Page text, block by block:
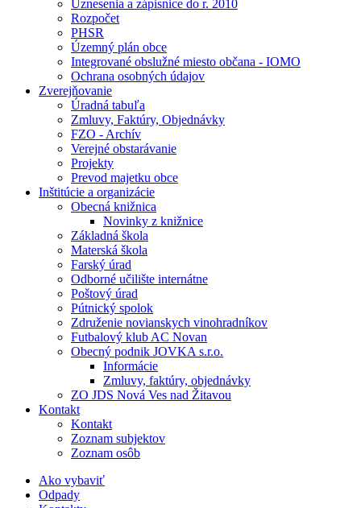
Uznesenia a zápisnice do r. 2010
Rozpočet
PHSR
Územný plán obce
Integrované obslužné miesto občana - IOMO
Ochrana osobných údajov
Zverejňovanie
Úradná tabuľa
Zmluvy, Faktúry, Objednávky
FZO - Archív
Verejné obstarávanie
Projekty
Prevod majetku obce
Inštitúcie a organizácie
Obecná knižnica
Novinky z knižnice
Základná škola
Materská škola
Farský úrad
Odborné učilište internátne
Poštový úrad
Pútnický spolok
Združenie novianskych vinohradníkov
Futbalový klub AC Novan
Obecný podnik JOVKA s.r.o.
Informácie
Zmluvy, faktúry, objednávky
ZO JDS Nová Ves nad Žitavou
Kontakt
Kontakt
Zoznam subjektov
Zoznam osôb
Ako vybaviť
Odpady